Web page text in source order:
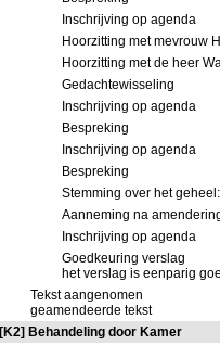
Inschrijving op agenda
Hoorzitting met mevrouw
Hoorzitting met de heer
Gedachtewisseling
Inschrijving op agenda
Bespreking
Inschrijving op agenda
Bespreking
Stemming over het
Aanneming na
Inschrijving op agenda
Goedkeuring verslag
het verslag is eenparig
Tekst aangenomen
geamendeerde tekst
[K2] Behandeling door Kamer